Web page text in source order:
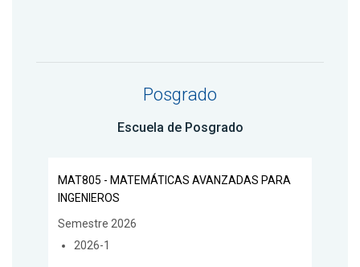
Posgrado
Escuela de Posgrado
MAT805 - MATEMÁTICAS AVANZADAS PARA
INGENIEROS
Semestre 2026
2026-1